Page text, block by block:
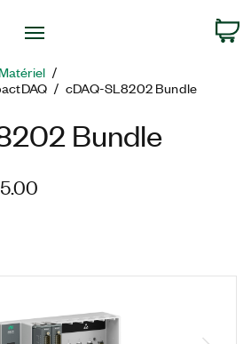
Rechercher
Matériel
cDAQ-SL8202 Bundle
Bundle